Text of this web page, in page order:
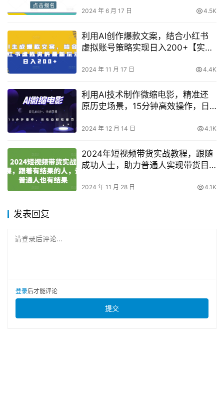
2024 年 6 月 17 日 4.5K
利用AI创作爆款文案，结合小红书
虚拟账号策略实现日入200+【实战
2024 年 11 月 17 日 4.4K
利用AI技术制作微缩电影，精准还
原历史场景，15分钟高效操作，日
2024 年 12 月 14 日 4.1K
2024年短视频带货实战教程，跟随
成功人士，助力普通人实现带货目
2024 年 11 月 28 日 4.1K
发表回复
请登录后评论...
登录后才能评论
提交